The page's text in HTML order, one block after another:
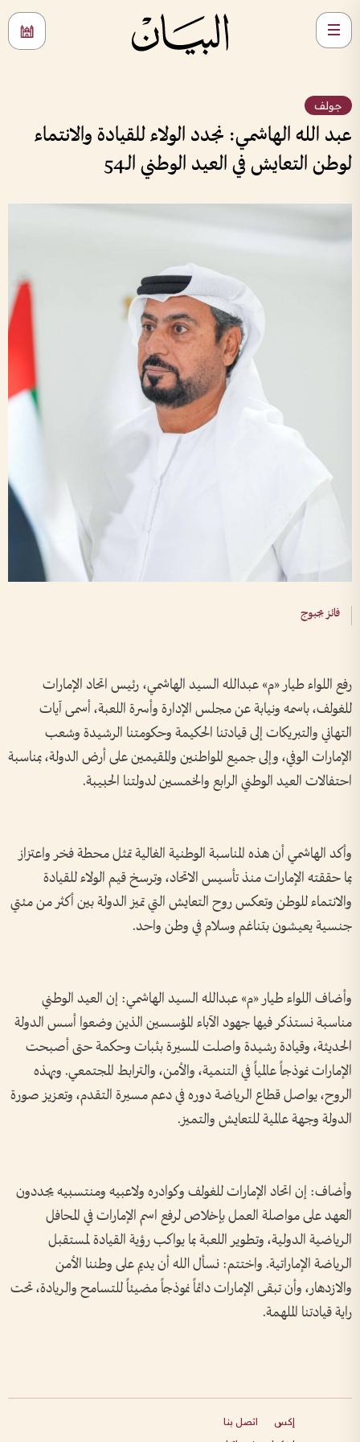
جولف
عبد الله الهاشمي: نجدد الولاء للقيادة والانتماء
لوطن التعايش في العيد الوطني الـ54
فائز بجبوج
رفع اللواء طيار «م» عبدالله السيد الهاشمي، رئيس اتحاد الإمارات
للغولف، باسمه ونيابة عن مجلس الإدارة وأسرة اللعبة، أسمى آيات
التهاني والتبريكات إلى قيادتنا الحكيمة وحكومتنا الرشيدة وشعب
الإمارات الوفي، وإلى جميع المواطنين والمقيمين على أرض الدولة، بمناسبة
احتفالات العيد الوطني الرابع والخمسين لدولتنا الحبيبة.
وأكد الهاشمي أن هذه المناسبة الوطنية الغالية تمثل محطة فخر واعتزاز
بما حققته الإمارات منذ تأسيس الاتحاد، وترسخ قيم الولاء للقيادة
والانتماء للوطن وتعكس روح التعايش التي تميز الدولة بين أكثر من مئتي
جنسية يعيشون بتناغم وسلام في وطن واحد.
وأضاف اللواء طيار «م» عبدالله السيد الهاشمي: إن العيد الوطني
مناسبة نستذكر فيها جهود الآباء المؤسسين الذين وضعوا أسس الدولة
الحديثة، وقيادة رشيدة واصلت المسيرة بثبات وحكمة حتى أصبحت
الإمارات نموذجاً عالمياً في التنمية، والأمن، والترابط المجتمعي. وبهذه
الروح، يواصل قطاع الرياضة دوره في دعم مسيرة التقدم، وتعزيز صورة
الدولة وجهة عالمية للتعايش والتميز.
وأضاف: إن اتحاد الإمارات للغولف وكوادره ولاعبيه ومنتسبيه يجددون
العهد على مواصلة العمل بإخلاص لرفع اسم الإمارات في المحافل
الرياضية الدولية، وتطوير اللعبة بما يواكب رؤية القيادة لمستقبل
الرياضة الإماراتية. واختتم: نسأل الله أن يديم على وطننا الأمن
والازدهار، وأن تبقى الإمارات دائماً نموذجاً مضيئاً للتسامح والريادة، تحت
راية قيادتنا الملهمة.
إكس
اتصل بنا